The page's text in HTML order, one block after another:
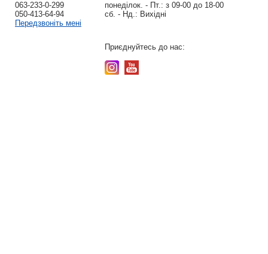
063-233-0-299
050-413-64-94
Передзвоніть мені
понеділок. - Пт.: з 09-00 до 18-00
сб. - Нд.: Вихідні
Приєднуйтесь до нас: